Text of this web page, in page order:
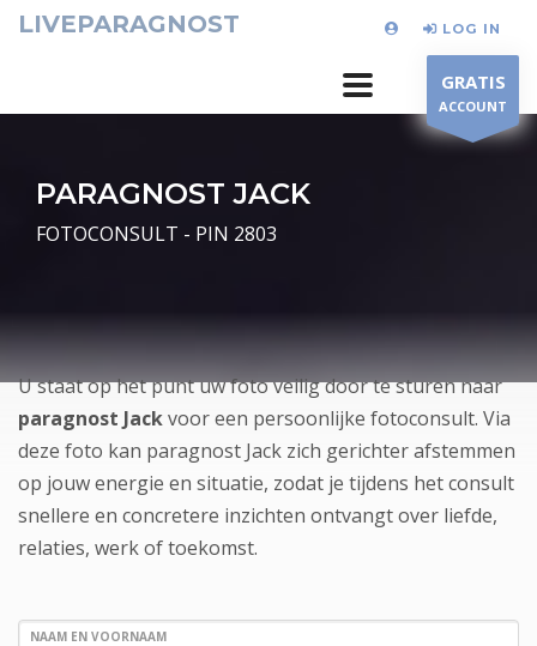
LIVEPARAGNOST LOG IN
GRATIS
ACCOUNT
PARAGNOST JACK
FOTOCONSULT - PIN 2803
U staat op het punt uw foto veilig door te sturen naar
paragnost Jackvoor een persoonlijke fotoconsult. Via
deze foto kan paragnost Jack zich gerichter afstemmen
op jouw energie en situatie, zodat je tijdens het consult
snellere en concretere inzichten ontvangt over liefde,
relaties, werk of toekomst.
NAAM EN VOORNAAM